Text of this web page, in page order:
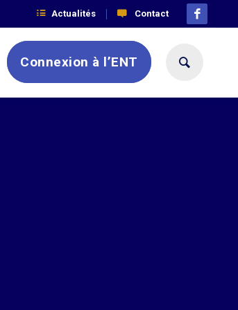
Actualités Contact
Connexion à l’ENT